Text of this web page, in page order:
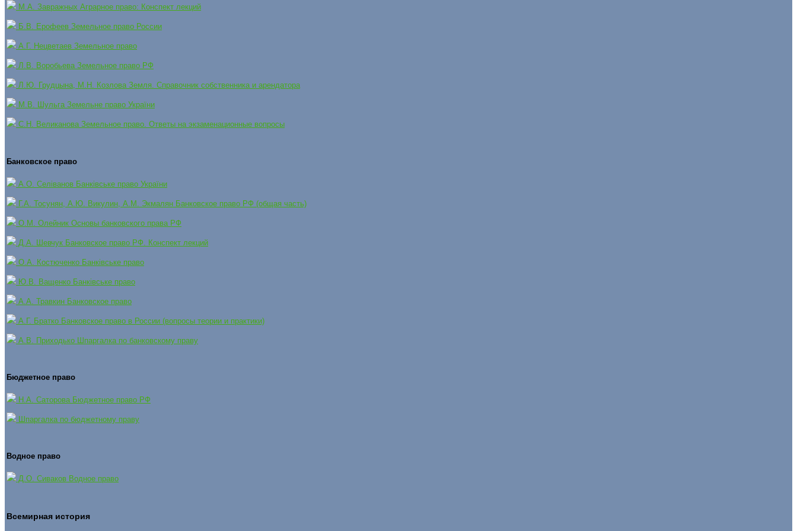
М.А. Завражных Аграрное право: Конспект лекций
Б.В. Ерофеев Земельное право России
А.Г. Нецветаев Земельное право
Л.В. Воробьева Земельное право РФ
Л.Ю. Грудцына, М.Н. Козлова Земля. Справочник собственника и арендатора
М.В. Шульга Земельне право України
С.Н. Великанова Земельное право. Ответы на экзаменационные вопросы
Банковское право
А.О. Селіванов Банківське право України
Г.А. Тосунян, А.Ю. Викулин, А.М. Экмалян Банковское право РФ (общая часть)
О.М. Олейник Основы банковского права РФ
Д.А. Шевчук Банковское право РФ. Конспект лекций
О.А. Костюченко Банківське право
Ю.В. Ващенко Банківське право
А.А. Травкин Банковское право
А.Г. Братко Банковское право в России (вопросы теории и практики)
А.В. Приходько Шпаргалка по банковскому праву
Бюджетное право
Н.А. Саторова Бюджетное право РФ
Шпаргалка по бюджетному праву
Водное право
Д.О. Сиваков Водное право
Всемирная история